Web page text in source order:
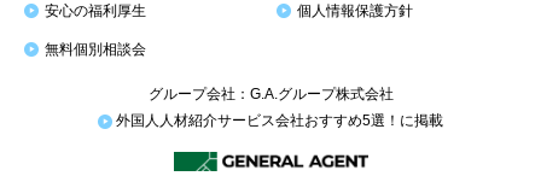
安心の福利厚生 個人情報保護方針
無料個別相談会
グループ会社：G.A.グループ株式会社
外国人人材紹介サービス会社おすすめ5選！に掲載